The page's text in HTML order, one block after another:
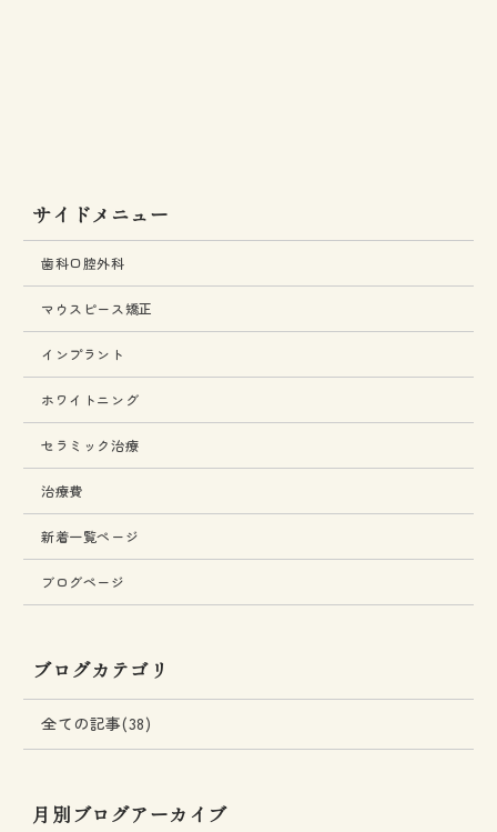
サイドメニュー
歯科口腔外科
マウスピース矯正
インプラント
ホワイトニング
セラミック治療
治療費
新着一覧ページ
ブログページ
ブログカテゴリ
全ての記事(38)
月別ブログアーカイブ